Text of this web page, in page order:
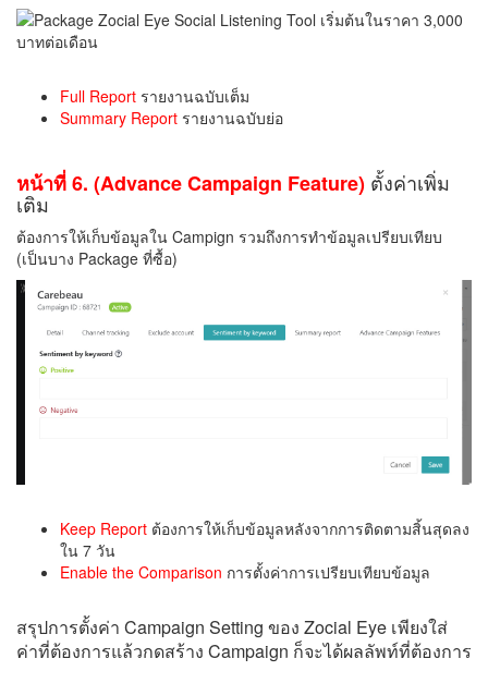
Full Report รายงานฉบับเต็ม
Summary Report รายงานฉบับย่อ
หน้าที่ 6. (Advance Campaign Feature) ตั้งค่าเพิ่ม
เติม
ต้องการให้เก็บข้อมูลใน Campign รวมถึงการทำข้อมูลเปรียบเทียบ
(เป็นบาง Package ที่ซื้อ)
Keep Report ต้องการให้เก็บข้อมูลหลังจากการติดตามสิ้นสุดลง
ใน 7 วัน
Enable the Comparison การตั้งค่าการเปรียบเทียบข้อมูล
สรุปการตั้งค่า Campaign Setting ของ Zocial Eye เพียงใส่
ค่าที่ต้องการแล้วกดสร้าง Campaign ก็จะได้ผลลัพท์ที่ต้องการ